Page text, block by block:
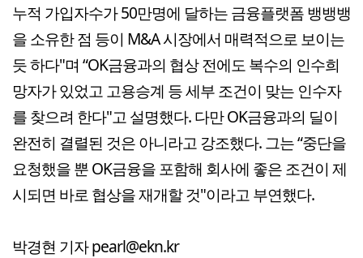
누적 가입자수가 50만명에 달하는 금융플랫폼 뱅뱅뱅
을 소유한 점 등이 M&A 시장에서 매력적으로 보이는
듯 하다"며 “OK금융과의 협상 전에도 복수의 인수희
망자가 있었고 고용승계 등 세부 조건이 맞는 인수자
를 찾으려 한다"고 설명했다. 다만 OK금융과의 딜이
완전히 결렬된 것은 아니라고 강조했다. 그는 “중단을
요청했을 뿐 OK금융을 포함해 회사에 좋은 조건이 제
시되면 바로 협상을 재개할 것"이라고 부연했다.
박경현 기자 pearl@ekn.kr